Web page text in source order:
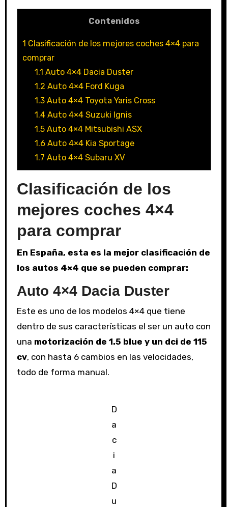
Contenidos
1 Clasificación de los mejores coches 4×4 para
comprar
1.1 Auto 4×4 Dacia Duster
1.2 Auto 4×4 Ford Kuga
1.3Auto 4×4 Toyota Yaris Cross
1.4Auto 4×4 Suzuki Ignis
1.5Auto 4×4 Mitsubishi ASX
1.6Auto 4×4 Kia Sportage
1.7 Auto 4×4 Subaru XV
Clasificación de los
mejores coches 4×4
para comprar
En España, esta es la mejor clasificación de
los autos 4×4 que se pueden comprar:
Auto 4×4 Dacia Duster
Este es uno de los modelos 4×4 que tiene
dentro de sus características el ser un auto con
una motorización de 1.5 blue y un dci de 115
cv, con hasta 6 cambios en las velocidades,
todo de forma manual.
D
a
c
i
a
D
u